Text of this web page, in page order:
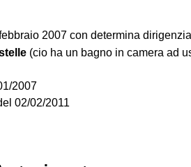
2007 con determina
(cio ha un bagno in camera ad
2007
02/02/2011